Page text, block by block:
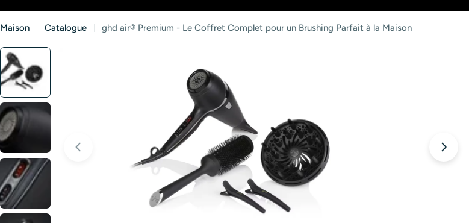
Maison Catalogue ghd air® Premium - Le Coffret Complet pour un Brushing Parfait à la Maison
Ouvrir le média 0 en mode modal